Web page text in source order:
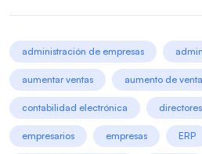
administración de empresas
aumentar ventas aumento de
contabilidad electrónica directores
empresarios empresas ERP